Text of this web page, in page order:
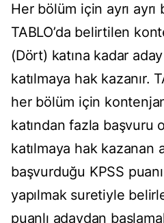
Her bölüm için ayrı
TABLO’da belirtilen
(Dört) katına kadar aday
katılmaya hak kazanır.
her bölüm için
katından fazla başvuru
katılmaya hak kazanan
başvurduğu KPSS
yapılmak suretiyle
puanlı adaydan